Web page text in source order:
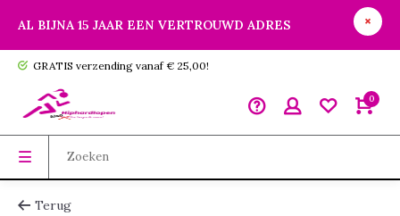
AL BIJNA 15 JAAR EEN VERTROUWD ADRES
GRATIS verzending vanaf € 25,00!
0
Terug